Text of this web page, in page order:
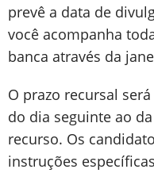
prevê a data de
você acompanha
banca através da
O prazo recursal
do dia seguinte ao
recurso. Os
instruções